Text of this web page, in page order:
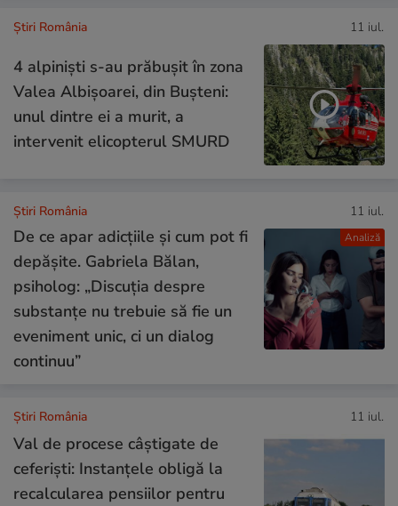
Știri România 11 iul.
4 alpiniști s-au prăbușit în zona
Valea Albișoarei, din Bușteni:
unul dintre ei a murit, a
intervenit elicopterul SMURD
Analiză
Știri România 11 iul.
De ce apar adicțiile și cum pot fi
depășite. Gabriela Bălan,
psiholog: „Discuția despre
substanțe nu trebuie să fie un
eveniment unic, ci un dialog
continuu”
Știri România 11 iul.
Val de procese câștigate de
ceferiști: Instanțele obligă la
recalcularea pensiilor pentru